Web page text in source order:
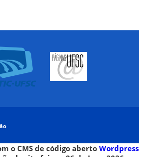
o CMS de código abertoWordpress